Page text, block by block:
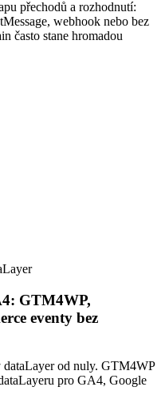
přechodů a rozhodnutí:
webhook nebo bez
často stane hromadou
GTM4WP,
eventy bez
dataLayer od nuly. GTM4WP
pro GA4, Google